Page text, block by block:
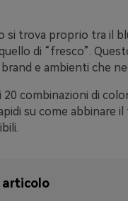
si trova proprio tra il
di “fresco”.
e ambienti che
combinazioni di
su come abbinare
articolo